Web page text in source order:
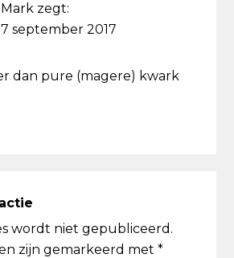
Mark zegt:
7 september 2017
dan pure (magere) kwark
wordt niet gepubliceerd.
zijn gemarkeerd met*